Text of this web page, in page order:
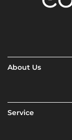
About Us
Service